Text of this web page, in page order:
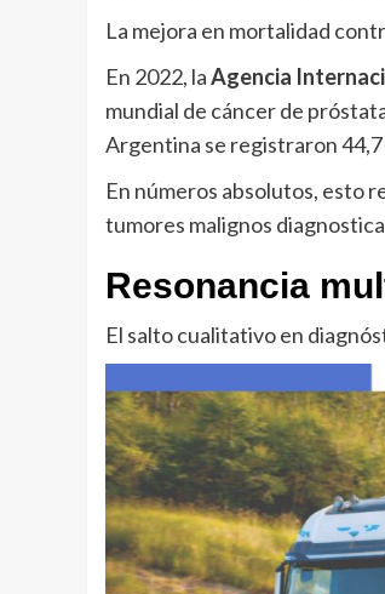
La mejora en mortalidad
En 2022, laAgencia
mundial de cáncer de
Argentina se registraron
En números absolutos, esto
tumores malignos
Resonancia
El salto cualitativo en